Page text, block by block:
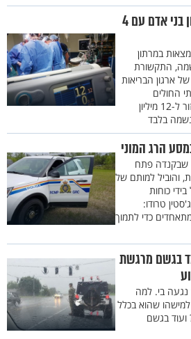
משבר באפריקה: 12 מיליון בני אדם עם 4
במרתון
התקשורת
ארגון הבריאות
החולים
המקומיים בסודן, שנאלצים לעזור ל-12 מיליון
שבקנדה פתח
והוביל למותם של
כוחות
טרודו:
כדי לתמוך
בגשם מרגשת
נגעה בי. למה
שהוא בכלל
ועוד בגשם